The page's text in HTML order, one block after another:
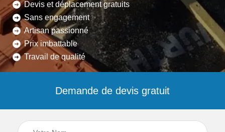
Devis et déplacement gratuits
Sans engagement
Artisan passionné
Prix imbattable
Travail de qualité
Demande de devis gratuit